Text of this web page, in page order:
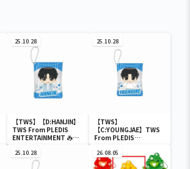
25.10.28
【TWS】【D:HANJIN】
TWS From PLEDIS
ENTERTAINMENT みち
み
25.10.28
【TWS】
【C:YOUNGJAE】TWS
From PLEDIS
っと！きらどるぬいぐる
み
25.10.28 26.08.05